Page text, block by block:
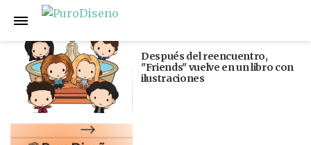
Anterior
Después del reencuentro,
"Friends" vuelve en un libro con
ilustraciones
Siguiente